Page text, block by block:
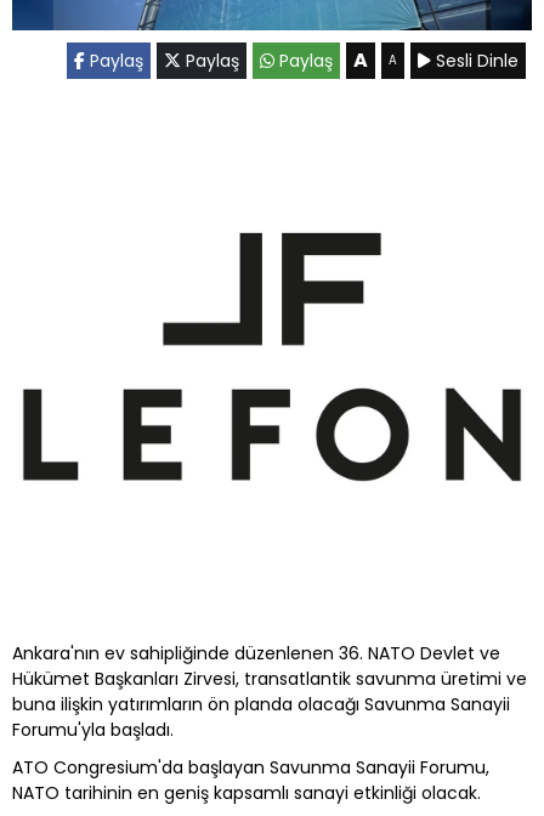
Paylaş Paylaş Paylaş A A Sesli Dinle
Ankara'nın ev sahipliğinde düzenlenen 36.⁠ ⁠NATO Devlet ve
Hükümet Başkanları Zirvesi, transatlantik savunma üretimi ve
buna ilişkin yatırımların ön planda olacağı Savunma Sanayii
Forumu'yla başladı.
ATO Congresium'da başlayan Savunma Sanayii Forumu,
NATO tarihinin en geniş kapsamlı sanayi etkinliği olacak.